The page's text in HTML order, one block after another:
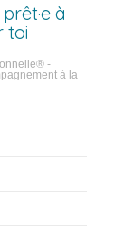
à
toi
-
à la